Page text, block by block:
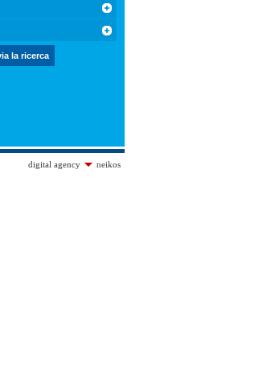
digital agency neikos